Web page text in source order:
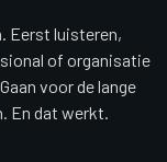
Eerst luisteren,
of organisatie
voor de lange
En dat werkt.